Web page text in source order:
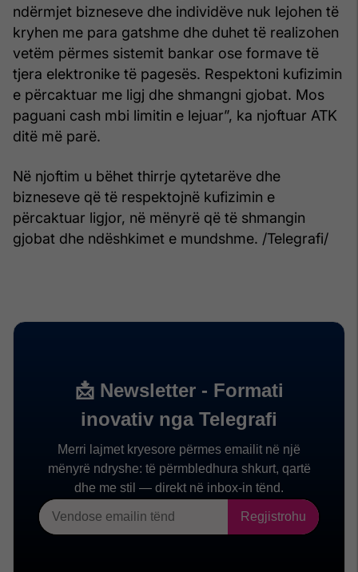
ndërmjet bizneseve dhe individëve nuk lejohen të
kryhen me para gatshme dhe duhet të realizohen
vetëm përmes sistemit bankar ose formave të
tjera elektronike të pagesës. Respektoni kufizimin
e përcaktuar me ligj dhe shmangni gjobat. Mos
paguani cash mbi limitin e lejuar”, ka njoftuar ATK
ditë më parë.
Në njoftim u bëhet thirrje qytetarëve dhe
bizneseve që të respektojnë kufizimin e
përcaktuar ligjor, në mënyrë që të shmangin
gjobat dhe ndëshkimet e mundshme. /Telegrafi/